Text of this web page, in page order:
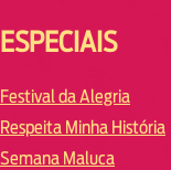
ESPECIAIS
Festival da Alegria
Respeita Minha História
Semana Maluca